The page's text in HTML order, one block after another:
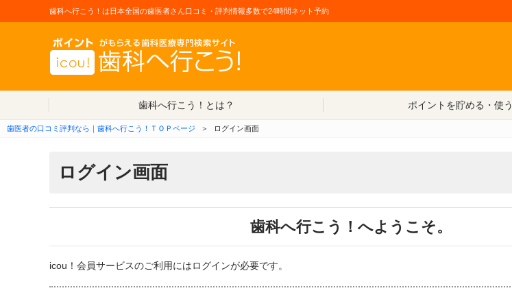
歯科へ行こう！は日本全国の歯医者さん口コミ・評判情報多数で24時間ネット予約
歯科へ行こう！とは？
ポイントを貯める・使う
歯医者の口コミ評判なら｜歯科へ行こう！ＴＯＰページ ＞ ログイン画面
ログイン画面
歯科へ行こう！へようこそ。
icou！会員サービスのご利用にはログインが必要です。